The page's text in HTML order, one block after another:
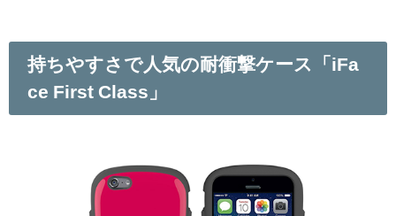
持ちやすさで人気の耐衝撃ケース「iFa
ce First Class」